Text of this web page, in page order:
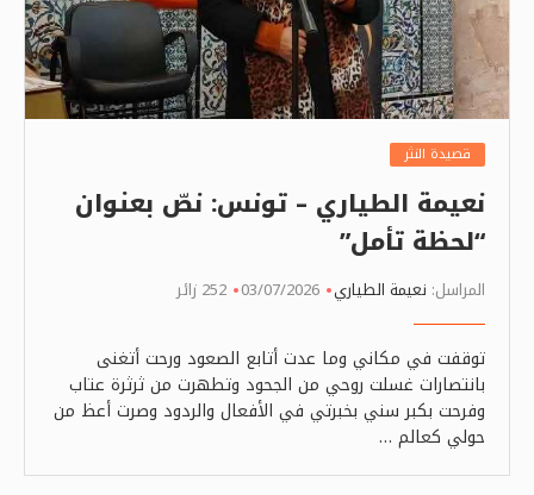
قصيدة النثر
نعيمة الطياري – تونس: نصّ بعنوان
“لحظة تأمل”
المراسل: نعيمة الطياري 03/07/2026 252 زائر
توقفت في مكاني وما عدت أتابع الصعود ورحت أتغنى
بانتصارات غسلت روحي من الجحود وتطهرت من ثرثرة عتاب
وفرحت بكبر سني بخبرتي في الأفعال والردود وصرت أعظ من
حولي كعالم …